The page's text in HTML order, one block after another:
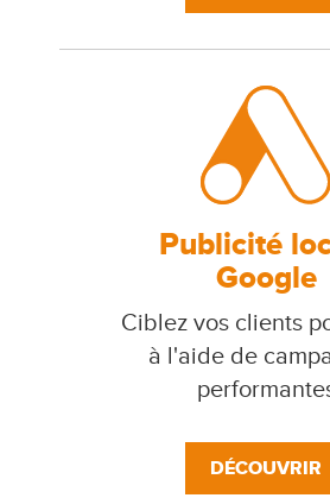
Publicité
Google
Ciblez vos clients
à l'aide de
DÉCOUVRIR